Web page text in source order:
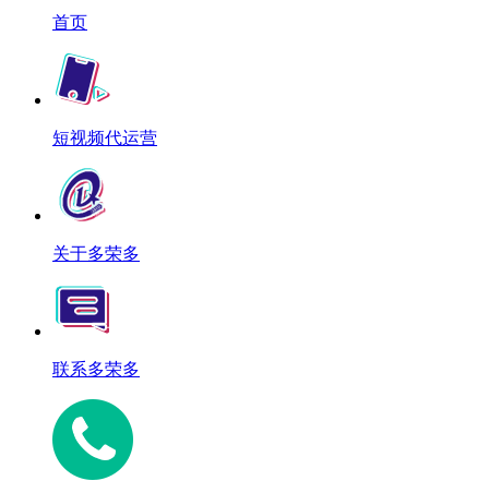
首页
短视频代运营
关于多荣多
联系多荣多